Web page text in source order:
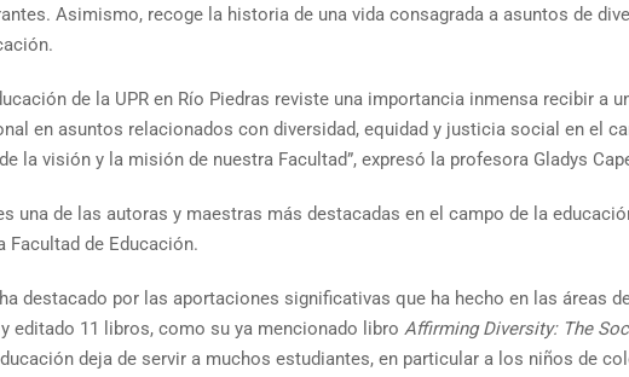
Asimismo, recoge la historia de una vida consagrada a asuntos de
de la UPR en Río Piedras reviste una importancia inmensa recibir a
en asuntos relacionados con diversidad, equidad y justicia social en el
la visión y la misión de nuestra Facultad”, expresó la profesora Gladys
una de las autoras y maestras más destacadas en el campo de la
Facultad de Educación.
destacado por las aportaciones significativas que ha hecho en las áreas
editado 11 libros, como su ya mencionado libro Affirming Diversity: The
deja de servir a muchos estudiantes, en particular a los niños de